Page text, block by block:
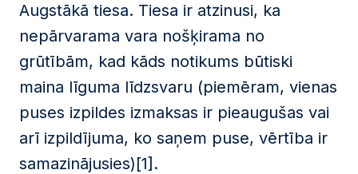
Augstākā tiesa. Tiesa ir atzinusi, ka
nepārvarama vara nošķirama no
grūtībām, kad kāds notikums būtiski
maina līguma līdzsvaru (piemēram, vienas
puses izpildes izmaksas ir pieaugušas vai
arī izpildījuma, ko saņem puse, vērtība ir
samazinājusies)[1] .